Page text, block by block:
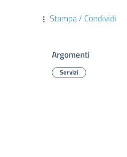
Stampa / Condividi
Argomenti
Servizi